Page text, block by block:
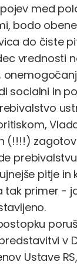
med
bodo
do čiste
vrednosti
socialni in
(!!!!)
pitje in
tak primer -
v
Ustave